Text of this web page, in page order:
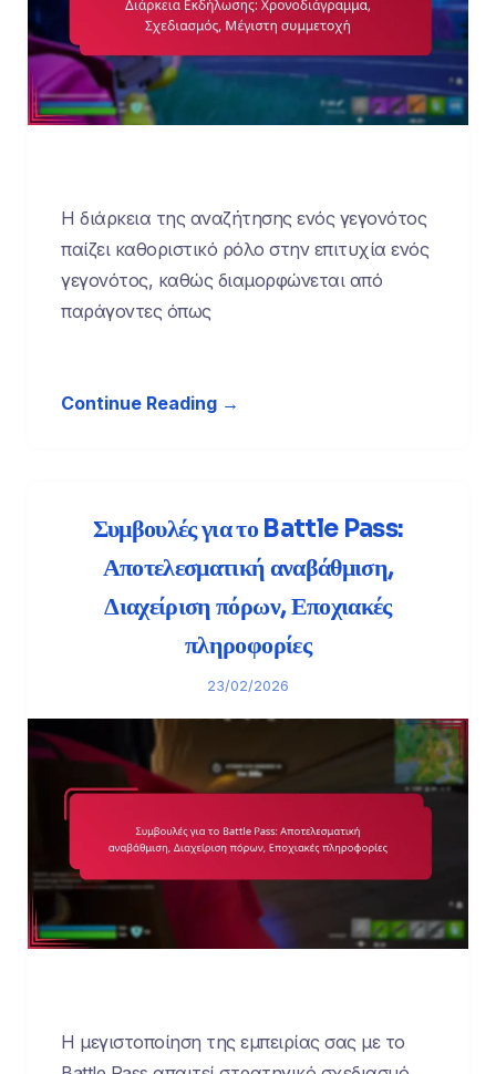
Η διάρκεια της αναζήτησης ενός γεγονότος
παίζει καθοριστικό ρόλο στην επιτυχία ενός
γεγονότος, καθώς διαμορφώνεται από
παράγοντες όπως
Continue Reading →
Συμβουλές για το Battle Pass:
Αποτελεσματική αναβάθμιση,
Διαχείριση πόρων, Εποχιακές
πληροφορίες
23/02/2026
Η μεγιστοποίηση της εμπειρίας σας με το